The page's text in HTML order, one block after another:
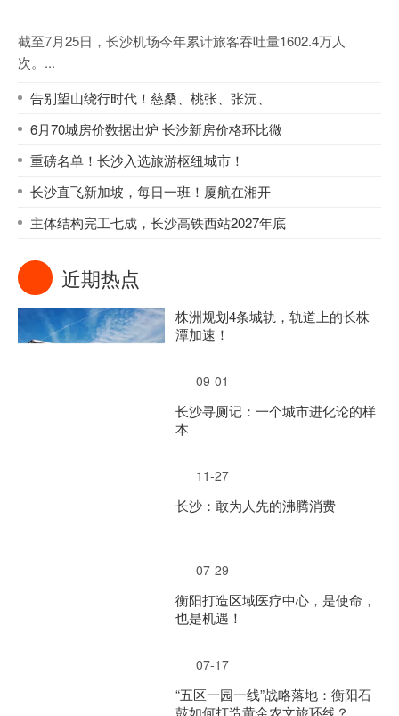
截至7月25日，长沙机场今年累计旅客吞吐量1602.4万人
次。...
告别望山绕行时代！慈桑、桃张、张沅、
6月70城房价数据出炉 长沙新房价格环比微
重磅名单！长沙入选旅游枢纽城市！
长沙直飞新加坡，每日一班！厦航在湘开
主体结构完工七成，长沙高铁西站2027年底
近期热点
株洲规划4条城轨，轨道上的长株
潭加速！
09-01
长沙寻厕记：一个城市进化论的样
本
11-27
长沙：敢为人先的沸腾消费
07-29
衡阳打造区域医疗中心，是使命，
也是机遇！
07-17
“五区一园一线”战略落地：衡阳石
鼓如何打造黄金农文旅环线？